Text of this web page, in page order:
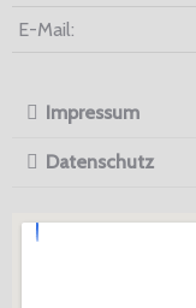
E-Mail:
Impressum
Datenschutz